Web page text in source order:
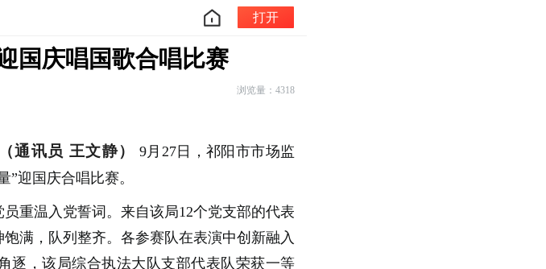
打开
国庆唱国歌合唱比赛
浏览量：4318
（通讯员 王文静）
9月27日，祁阳市市场监
迎国庆合唱比赛。
重温入党誓词。来自该局12个党支部的代表
满，队列整齐。各参赛队在表演中创新融入
逐，该局综合执法大队支部代表队荣获一等